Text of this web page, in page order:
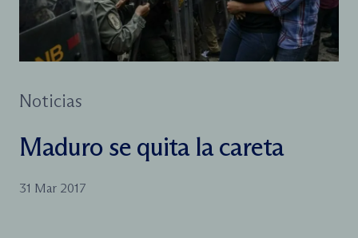
Noticias
Maduro se quita la careta
31 Mar 2017